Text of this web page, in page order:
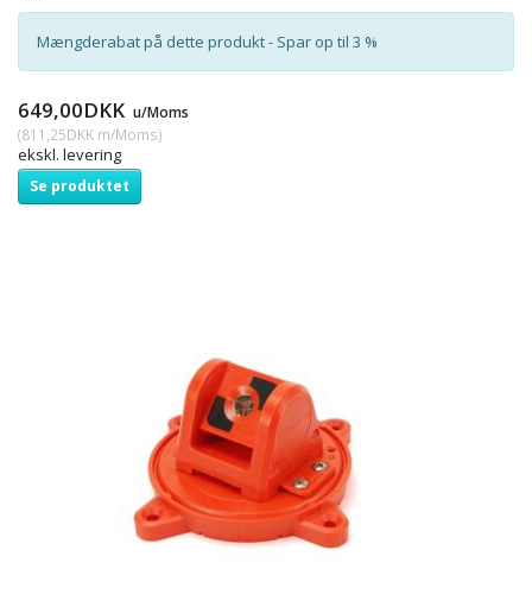
Mængderabat på dette produkt - Spar op til 3 %
649,00DKK u/Moms
(811,25DKK m/Moms)
ekskl. levering
Se produktet